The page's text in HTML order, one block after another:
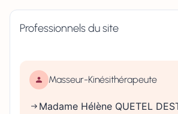
Professionnels du site
Masseur-Kinésithérapeute
Madame Hélène QUETEL